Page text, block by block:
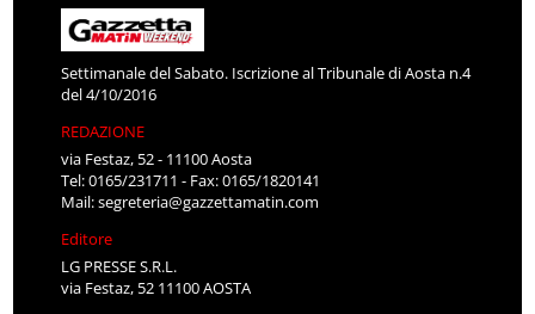
Settimanale del Sabato. Iscrizione al Tribunale di Aosta n.4
del 4/10/2016
REDAZIONE
via Festaz, 52 - 11100 Aosta
Tel: 0165/231711 - Fax: 0165/1820141
Mail:segreteria@gazzettamatin.com
Editore
LG PRESSE S.R.L.
via Festaz, 52 11100 AOSTA